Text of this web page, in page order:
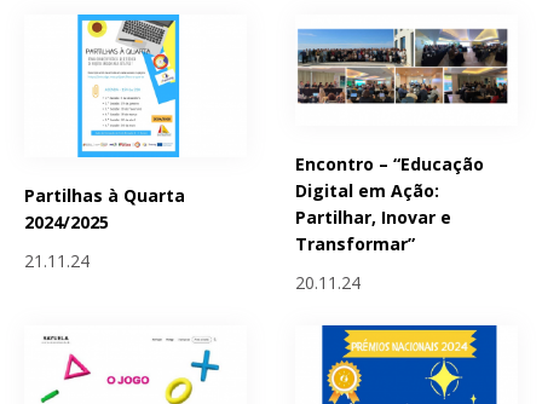
Partilhas à Quarta
2024/2025
21.11.24
Encontro – “Educação
Digital em Ação:
Partilhar, Inovar e
Transformar”
20.11.24